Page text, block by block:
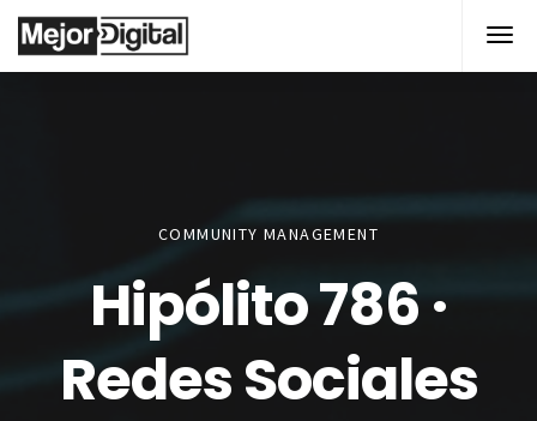
COMMUNITY MANAGEMENT
Hipólito 786 ·
Redes Sociales